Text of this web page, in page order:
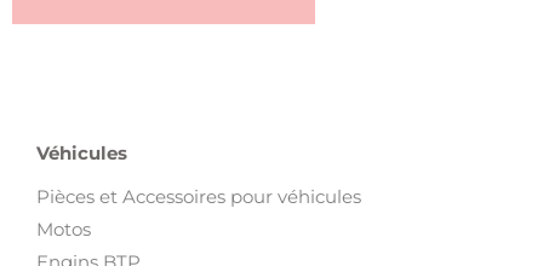
Véhicules
Pièces et Accessoires pour véhicules
Motos